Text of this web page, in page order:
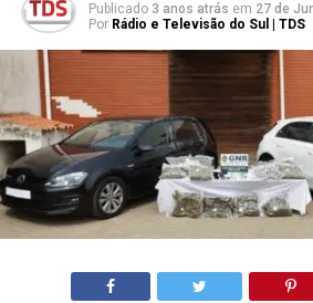
Publicado 3 anos atrás em 27 de
Por Rádio e Televisão do Sul | TDS